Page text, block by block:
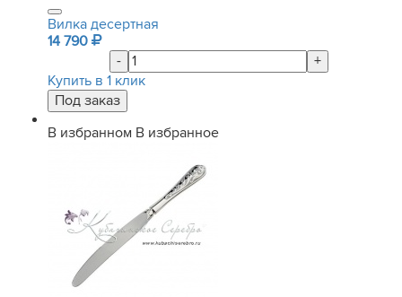
Вилка десертная
14 790
-
+
Купить в 1 клик
В избранном В избранное